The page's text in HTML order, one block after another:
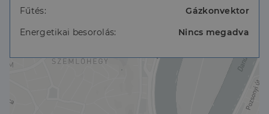
Fűtés:
Gázkonvektor
Energetikai besorolás:
Nincs megadva